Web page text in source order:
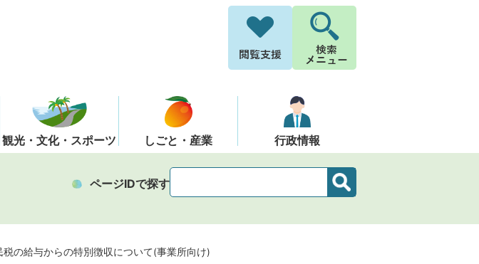
観光・文化・スポーツ しごと・産業 行政情報
ページIDで探す
税の給与からの特別徴収について(事業所向け)